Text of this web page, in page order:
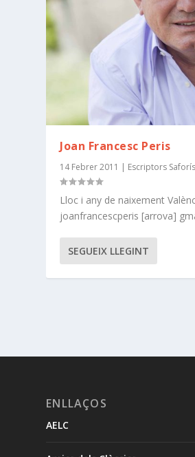
Joan Francesc Peris
14 Febrer 2011 Escriptors
Lloc i any de naixement
joanfrancescperis [arrova]
SEGUEIX LLEGINT
ENLLAÇOS
AELC